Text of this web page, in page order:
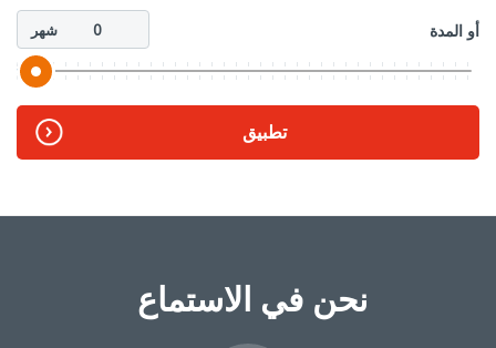
أو المدة شهر
تطبيق
نحن في الاستماع ‎